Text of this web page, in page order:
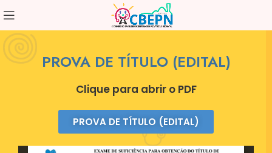
PROVA DE TÍTULO (EDITAL)
Clique para abrir o PDF
PROVA DE TÍTULO (EDITAL)